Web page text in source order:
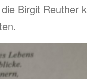
Birgit Reuther